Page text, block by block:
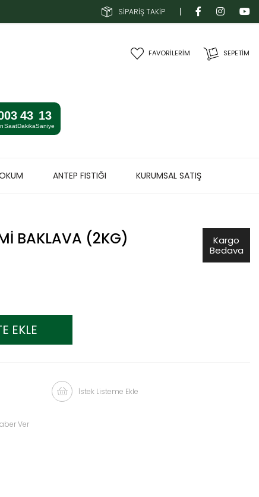
SİPARİŞ TAKİP
03
Saat
43
Dakika
13
Saniye
SEPETIM
FAVORİLERİM
ANTEP FISTIĞI KURUMSAL SATIŞ
BAKLAVA (2KG)
Kargo
Bedava
İstek Listeme Ekle
Ver